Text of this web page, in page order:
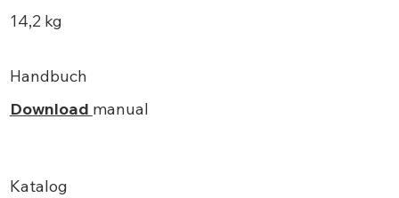
14,2 kg
Handbuch
Download manual
Katalog